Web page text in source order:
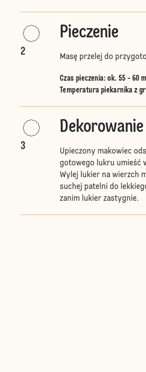
2
Pieczenie
Masę przelej do
Czas pieczenia: ok. 55 - 60
Temperatura piekarnika z
3
Dekorowanie
Upieczony makowiec
gotowego lukru umieść
Wylej lukier na wierzch
suchej patelni do
zanim lukier zastygnie.